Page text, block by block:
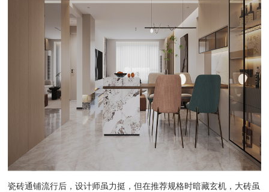
瓷砖通铺流行后，设计师虽力挺，但在推荐规格时暗藏玄机，大砖虽